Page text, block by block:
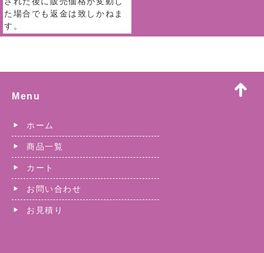
た場合でも返金は致しかねま
す。
Menu
ホーム
商品一覧
カート
お問い合わせ
お見積り